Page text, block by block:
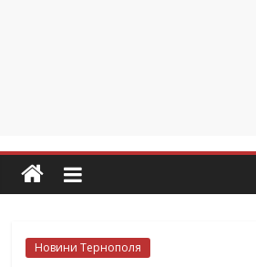
Новини Тернополя